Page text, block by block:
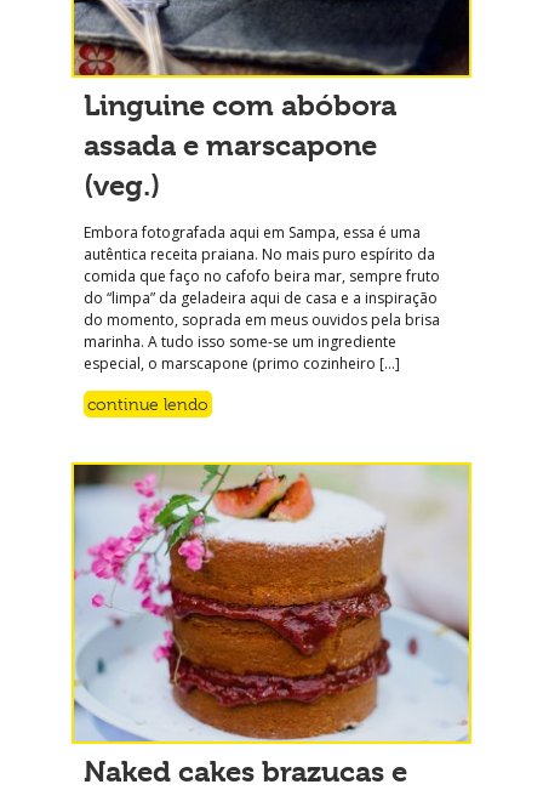
Linguine com abóbora
assada e marscapone
(veg.)
Embora fotografada aqui em Sampa, essa é uma
autêntica receita praiana. No mais puro espírito da
comida que faço no cafofo beira mar, sempre fruto
do “limpa” da geladeira aqui de casa e a inspiração
do momento, soprada em meus ouvidos pela brisa
marinha. A tudo isso some-se um ingrediente
especial, o marscapone (primo cozinheiro […]
continue lendo
Naked cakes brazucas e